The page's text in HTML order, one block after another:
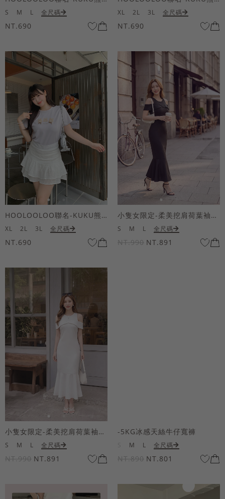
S M L 全尺碼
NT.690
XL 2L 3L 全尺碼
NT.690
HOOLOOLOO聯名-KUKU熊蝴蝶結短袖上衣
XL 2L 3L 全尺碼
NT.690
小隻女限定-柔美挖肩荷葉袖魚尾長洋裝
S M L 全尺碼
NT.990 NT.891
小隻女限定-柔美挖肩荷葉袖魚尾長洋裝
S M L 全尺碼
NT.990 NT.891
-5KG冰感天絲牛仔寬褲
M L 全尺碼
NT.890 NT.801